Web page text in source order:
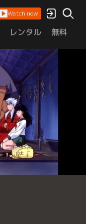
Watch now
レンタル 無料